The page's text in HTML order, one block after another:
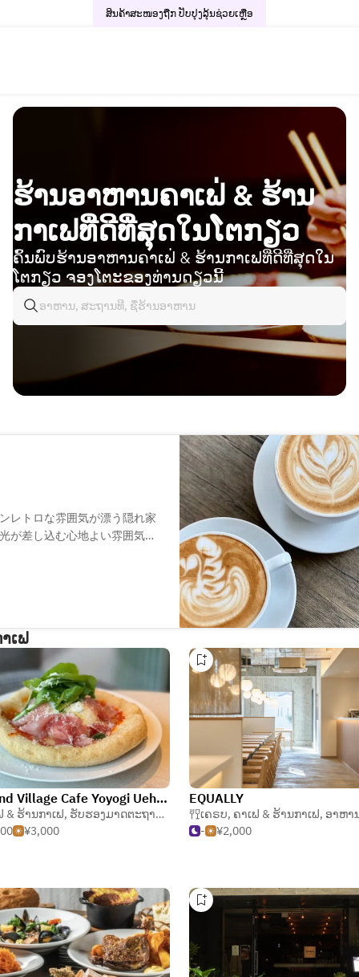
ສິນຄ້າສະໜອງຖືກ ປັບປຸງລຸ້ນຊ່ວຍເຫຼືອ
ຮ້ານອາຫານຄາເຟ່ & ຮ້ານ
ກາເຟທີ່ດີທີ່ສຸດໃນໂຕກຽວ
ຄົ້ນພົບຮ້ານອາຫານຄາເຟ່ & ຮ້ານກາເຟທີ່ດີທີ່ສຸດໃນ
ໂຕກຽວ ຈອງໂຕະຂອງທ່ານດຽວນີ້
レトロな雰囲気が漂う隠れ家
が差し込む心地よい雰囲気の
ເຟ
Holland Village Cafe Yoyogi Uehara store
& ຮ້ານກາເຟ, ຮັບຮອງມາດຕະຖານອໍແກນິກ ,ວິກະກະນ
¥3,000
EQUALLY
ເຄຣບ, ຄາເຟ & ຮ້ານກາເຟ, ອາຫາ
-
¥2,000